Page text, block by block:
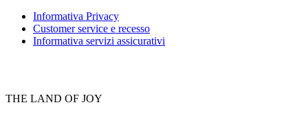
Informativa Privacy
Customer service e recesso
Informativa servizi assicurativi
THE LAND OF JOY